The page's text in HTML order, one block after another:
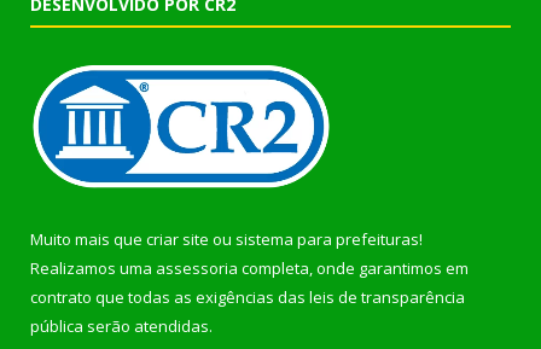
Muito mais que criar site ou sistema para prefeituras!
Realizamos uma assessoria completa, onde garantimos em
contrato que todas as exigências das leis de transparência
pública serão atendidas.